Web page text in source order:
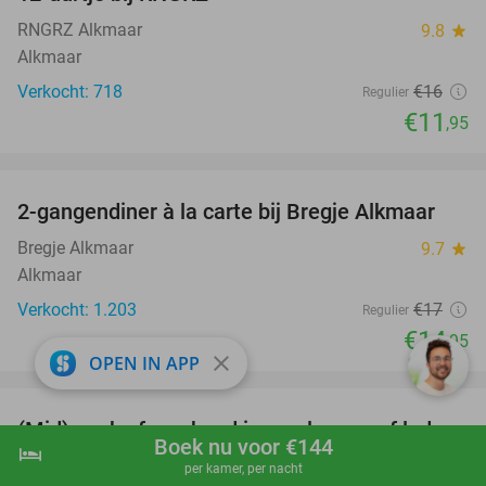
shopping_cart Boek nu
hotel Boek nu voor €144
per kamer, per nacht
RNGRZ Alkmaar 9.8 star
Alkmaar
Verkocht: 718
Regulier €16
€11 ,95
12%
2-gangendiner à la carte bij Bregje Alkmaar
Bregje Alkmaar 9.7 star
Alkmaar
Verkocht: 1.203
Regulier €17
€14,95
44%
favorite_border
(Mid)week of weekend in een lounge of lodge
(2-6 personen) + welkomstpakket
OPEN IN APP close